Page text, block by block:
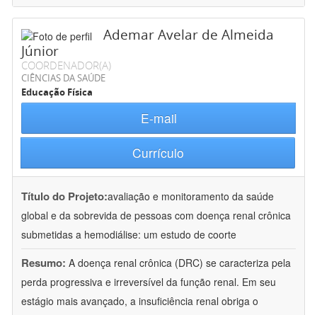
Ademar Avelar de Almeida
Júnior
COORDENADOR(A)
CIÊNCIAS DA SAÚDE
Educação Física
E-mail
Currículo
Título do Projeto:avaliação e monitoramento da saúde
global e da sobrevida de pessoas com doença renal crônica
submetidas a hemodiálise: um estudo de coorte
Resumo: A doença renal crônica (DRC) se caracteriza pela
perda progressiva e irreversível da função renal. Em seu
estágio mais avançado, a insuficiência renal obriga o